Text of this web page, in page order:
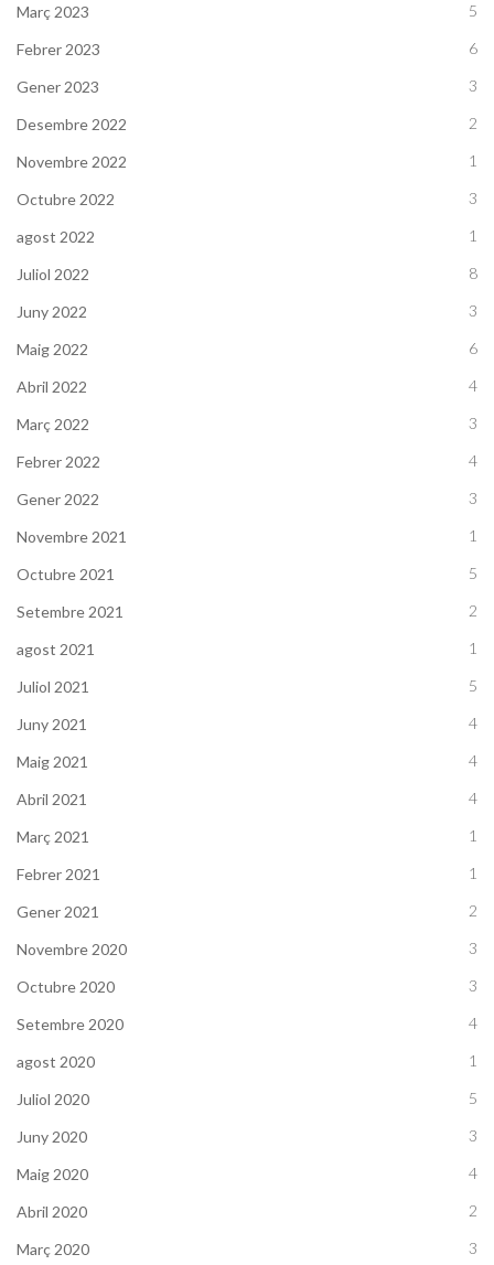
Març 2023 5
Febrer 2023 6
Gener 2023 3
Desembre 2022 2
Novembre 2022 1
Octubre 2022 3
agost 2022 1
Juliol 2022 8
Juny 2022 3
Maig 2022 6
Abril 2022 4
Març 2022 3
Febrer 2022 4
Gener 2022 3
Novembre 2021 1
Octubre 2021 5
Setembre 2021 2
agost 2021 1
Juliol 2021 5
Juny 2021 4
Maig 2021 4
Abril 2021 4
Març 2021 1
Febrer 2021 1
Gener 2021 2
Novembre 2020 3
Octubre 2020 3
Setembre 2020 4
agost 2020 1
Juliol 2020 5
Juny 2020 3
Maig 2020 4
Abril 2020 2
Març 2020 3